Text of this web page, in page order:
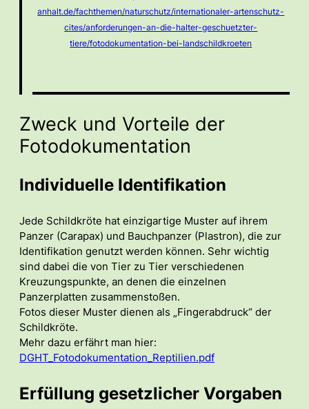
anhalt.de/fachthemen/naturschutz/internationaler-artenschutz-
cites/anforderungen-an-die-halter-geschuetzter-
tiere/fotodokumentation-bei-landschildkroeten
Zweck und Vorteile der
Fotodokumentation
Individuelle Identifikation
Jede Schildkröte hat einzigartige Muster auf ihrem
Panzer (Carapax) und Bauchpanzer (Plastron), die zur
Identifikation genutzt werden können. Sehr wichtig
sind dabei die von Tier zu Tier verschiedenen
Kreuzungspunkte, an denen die einzelnen
Panzerplatten zusammenstoßen.
Fotos dieser Muster dienen als „Fingerabdruck“ der
Schildkröte.
Mehr dazu erfährt man hier:
DGHT_Fotodokumentation_Reptilien.pdf
Erfüllung gesetzlicher Vorgaben